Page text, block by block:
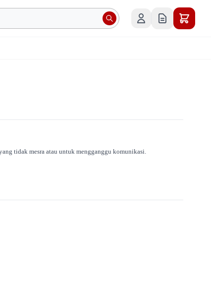
tidak mesra atau untuk mengganggu komunikasi.